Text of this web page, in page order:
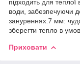
підходить для
води, забезпечуючи
зануреннях.7 мм:
зберегти тепло в
Приховати